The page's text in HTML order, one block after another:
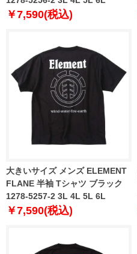
￥7,590(税込)
大きいサイズ メンズ ELEMENT
FLANE 半袖 Tシャツ ブラック
1278-5257-2 3L 4L 5L 6L
￥7,590(税込)